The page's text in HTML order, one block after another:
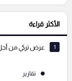
التعليقات
الأكثر قراءة
1 عرض تركي من أجل
تقارير